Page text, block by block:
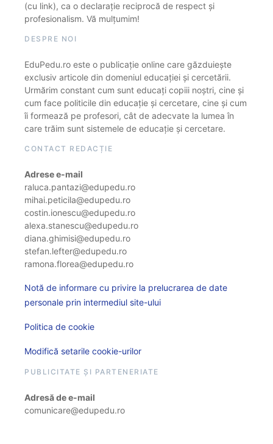
(cu link), ca o declarație reciprocă de respect și
profesionalism. Vă mulțumim!
DESPRE NOI
EduPedu.ro este o publicație online care găzduiește
exclusiv articole din domeniul educației și cercetării.
Urmărim constant cum sunt educați copiii noștri, cine și
cum face politicile din educație și cercetare, cine și cum
îi formează pe profesori, cât de adecvate la lumea în
care trăim sunt sistemele de educație și cercetare.
CONTACT REDACȚIE
Adrese e-mail
raluca.pantazi@edupedu.ro
mihai.peticila@edupedu.ro
costin.ionescu@edupedu.ro
alexa.stanescu@edupedu.ro
diana.ghimisi@edupedu.ro
stefan.lefter@edupedu.ro
ramona.florea@edupedu.ro
Notă de informare cu privire la prelucrarea de date
personale prin intermediul site-ului
Politica de cookie
Modifică setarile cookie-urilor
PUBLICITATE ȘI PARTENERIATE
Adresă de e-mail
comunicare@edupedu.ro